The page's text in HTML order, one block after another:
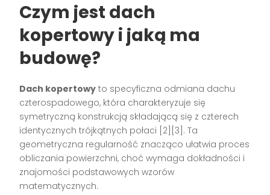
Czym jest dach
kopertowy i jaką ma
budowę?
Dach kopertowy to specyficzna odmiana dachu
czterospadowego, która charakteryzuje się
symetryczną konstrukcją składającą się z czterech
identycznych trójkątnych połaci [2][3]. Ta
geometryczna regularność znacząco ułatwia proces
obliczania powierzchni, choć wymaga dokładności i
znajomości podstawowych wzorów
matematycznych.